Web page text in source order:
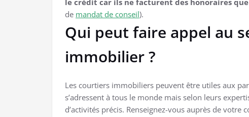
de mandat de conseil).
Qui peut faire appel au
immobilier ?
Les courtiers immobiliers peuvent être utiles aux
s’adressent à tous le monde mais selon leurs
d’activités précis. Renseignez-vous auprès de votre